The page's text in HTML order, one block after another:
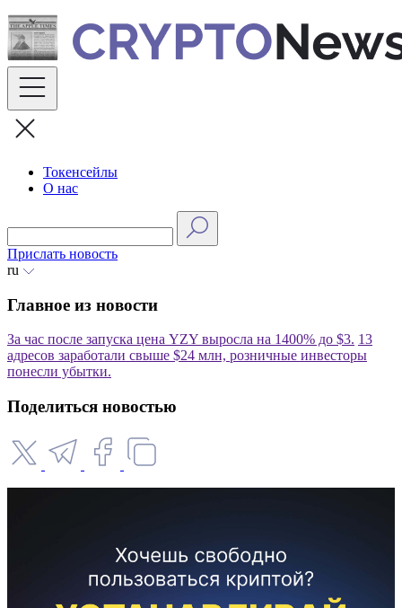
Skip
to
content
Токенсейлы
О нас
Прислать новость
ru
Главное из новости
За час после запуска цена YZY выросла на 1400% до $3. 13
адресов заработали свыше $24 млн, розничные инвесторы
понесли убытки.
Поделиться новостью